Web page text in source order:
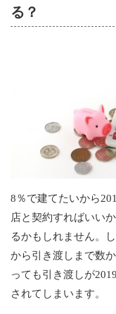
る？
8％で建てたいから
店と契約すればいい
るかもしれません。
から引き渡しまで数
っても引き渡しが
されてしまいます。